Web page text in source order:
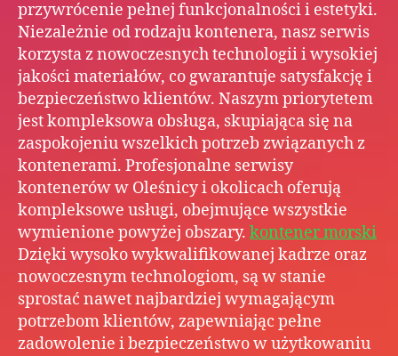
przywrócenie pełnej funkcjonalności i estetyki.
Niezależnie od rodzaju kontenera, nasz serwis
korzysta z nowoczesnych technologii i wysokiej
jakości materiałów, co gwarantuje satysfakcję i
bezpieczeństwo klientów. Naszym priorytetem
jest kompleksowa obsługa, skupiająca się na
zaspokojeniu wszelkich potrzeb związanych z
kontenerami. Profesjonalne serwisy
kontenerów w Oleśnicy i okolicach oferują
kompleksowe usługi, obejmujące wszystkie
wymienione powyżej obszary. kontener morski
Dzięki wysoko wykwalifikowanej kadrze oraz
nowoczesnym technologiom, są w stanie
sprostać nawet najbardziej wymagającym
potrzebom klientów, zapewniając pełne
zadowolenie i bezpieczeństwo w użytkowaniu